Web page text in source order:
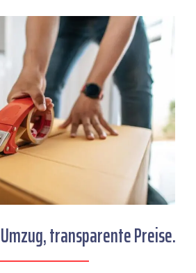
transparente Preise.